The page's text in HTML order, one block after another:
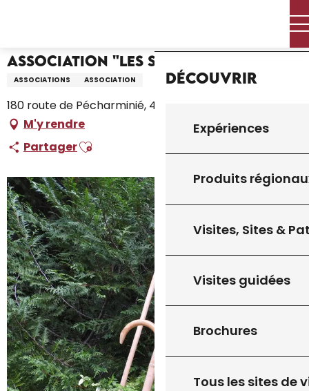
principal
Découvrir
Expériences
Produits
Visites, Sites &
Visites guidées
Brochures
Tous les sites de
Association "Les Sens de la Nature"
ASSOCIATIONS ASSOCIATION
180 route de Pécharminié, 46250 Montcléra
M'y rendre
PartagerAjouter aux favoris